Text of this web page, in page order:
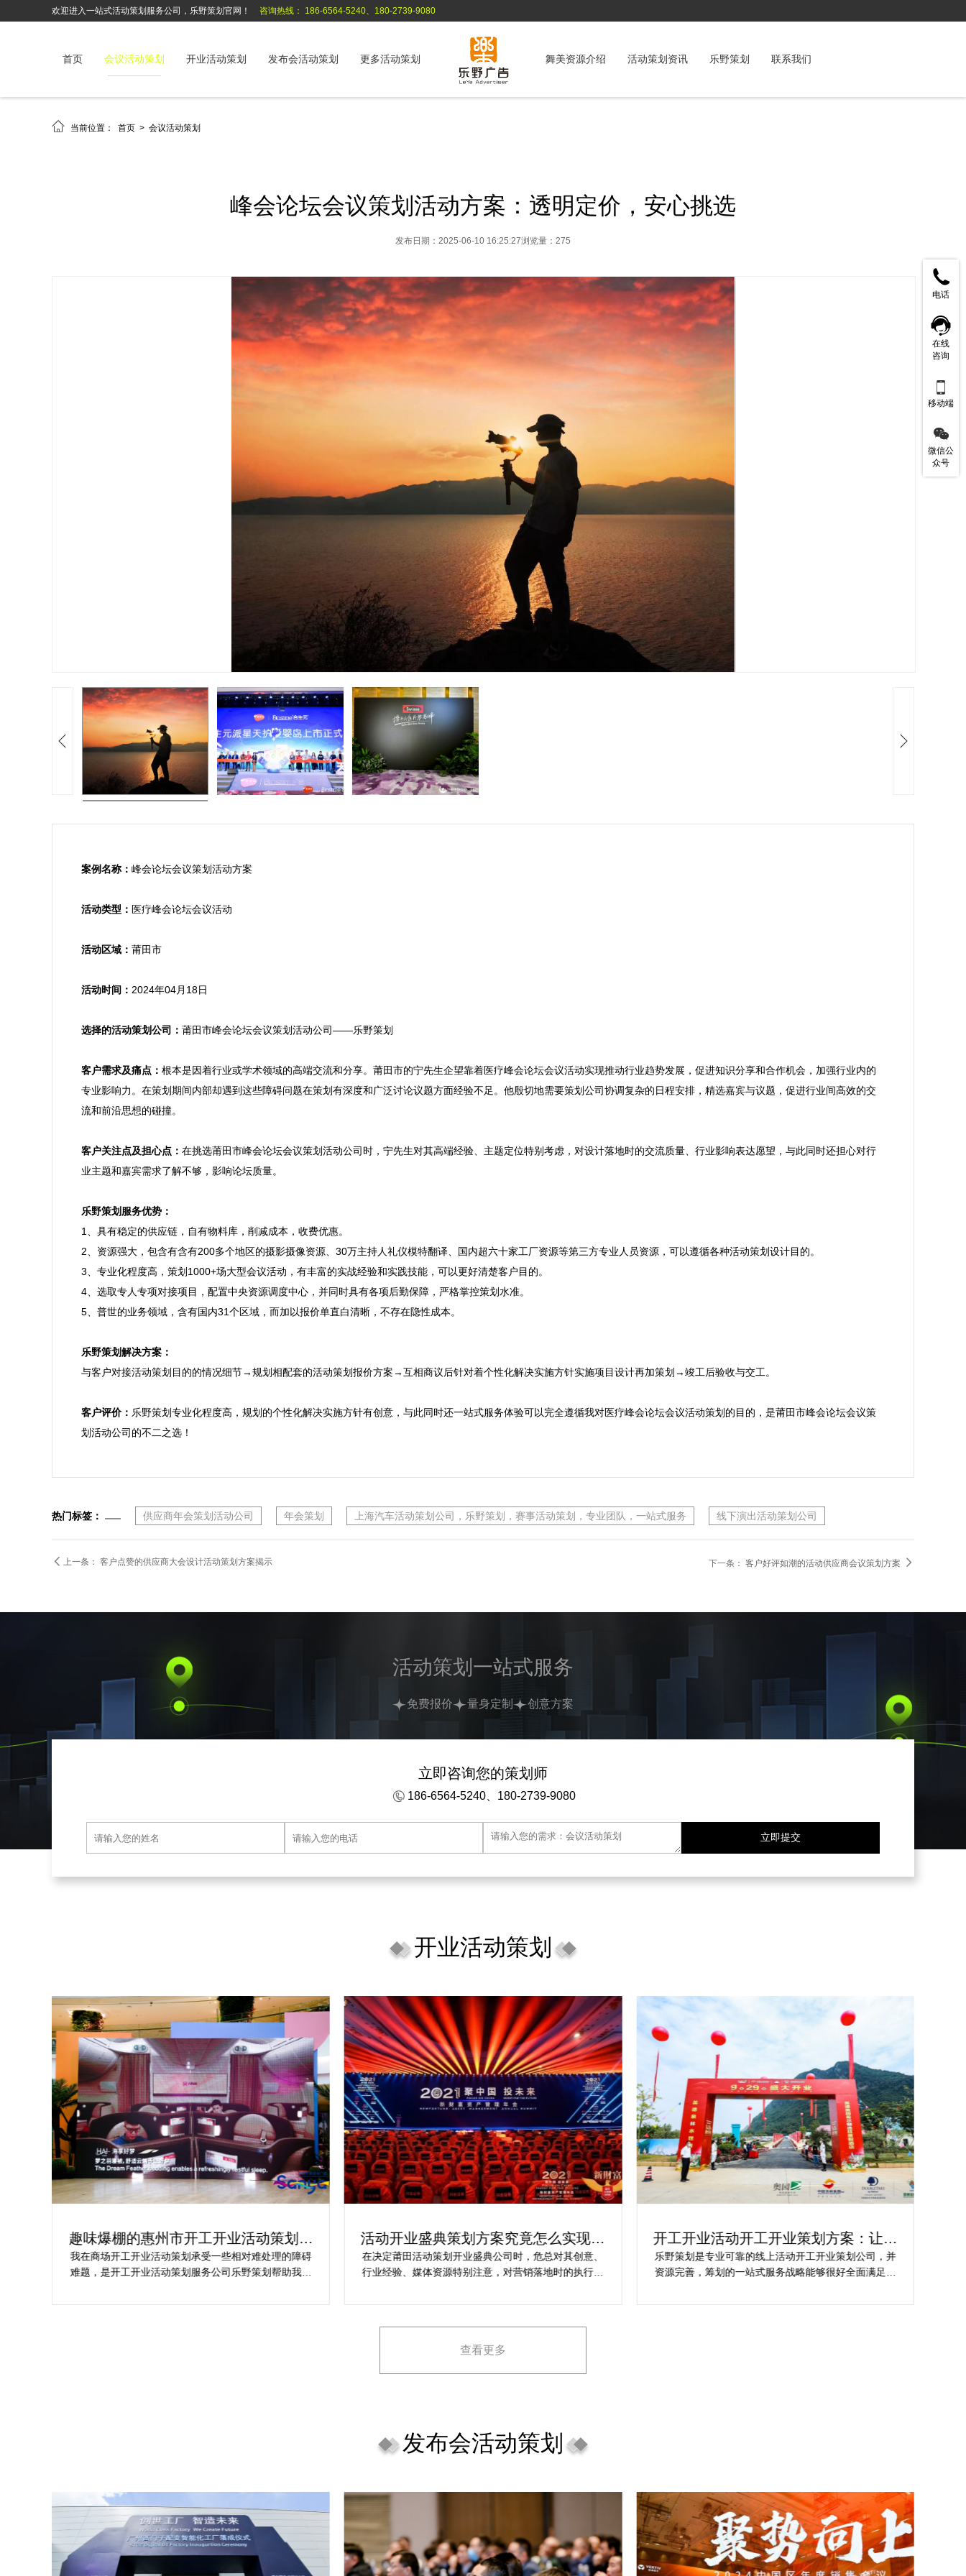
欢迎进入一站式活动策划服务公司，乐野策划官网！ 咨询热线： 186-6564-5240、180-2739-9080
首页 会议活动策划 开业活动策划 发布会活动策划 更多活动策划 舞美资源介绍 活动策划资讯 乐野策划 联系我们
 当前位置： 首页 > 会议活动策划
峰会论坛会议策划活动方案：透明定价，安心挑选
发布日期：2025-06-10 16:25:27浏览量：275
案例名称： 峰会论坛会议策划活动方案
活动类型： 医疗峰会论坛会议活动
活动区域： 莆田市
活动时间： 2024年04月18日
选择的活动策划公司： 莆田市峰会论坛会议策划活动公司——乐野策划
客户需求及痛点： 根本是因着行业或学术领域的高端交流和分享。莆田市的宁先生企望靠着医疗峰会论坛会议活动实现推动行业趋势发展，促进知识分享和合作机会，加强行业内的
专业影响力。在策划期间内部却遇到这些障碍问题在策划有深度和广泛讨论议题方面经验不足。他殷切地需要策划公司协调复杂的日程安排，精选嘉宾与议题，促进行业间高效的交
流和前沿思想的碰撞。
客户关注点及担心点： 在挑选莆田市峰会论坛会议策划活动公司时，宁先生对其高端经验、主题定位特别考虑，对设计落地时的交流质量、行业影响表达愿望，与此同时还担心对行
业主题和嘉宾需求了解不够，影响论坛质量。
乐野策划服务优势：
1、具有稳定的供应链，自有物料库，削减成本，收费优惠。
2、资源强大，包含有含有200多个地区的摄影摄像资源、30万主持人礼仪模特翻译、国内超六十家工厂资源等第三方专业人员资源，可以遵循各种活动策划设计目的。
3、专业化程度高，策划1000+场大型会议活动，有丰富的实战经验和实践技能，可以更好清楚客户目的。
4、选取专人专项对接项目，配置中央资源调度中心，并同时具有各项后勤保障，严格掌控策划水准。
5、普世的业务领域，含有国内31个区域，而加以报价单直白清晰，不存在隐性成本。
乐野策划解决方案：
与客户对接活动策划目的的情况细节→规划相配套的活动策划报价方案→互相商议后针对着个性化解决实施方针实施项目设计再加策划→竣工后验收与交工。
客户评价： 乐野策划专业化程度高，规划的个性化解决实施方针有创意，与此同时还一站式服务体验可以完全遵循我对医疗峰会论坛会议活动策划的目的，是莆田市峰会论坛会议策
划活动公司的不二之选！
热门标签： 供应商年会策划活动公司 年会策划 上海汽车活动策划公司，乐野策划，赛事活动策划，专业团队，一站式服务 线下演出活动策划公司
 上一条： 客户点赞的供应商大会设计活动策划方案揭示 下一条： 客户好评如潮的活动供应商会议策划方案 
活动策划一站式服务
免费报价 量身定制 创意方案
立即咨询您的策划师
186-6564-5240、180-2739-9080
开业活动策划
趣味爆棚的惠州市开工开业活动策划方
案精选
我在商场开工开业活动策划承受一些相对难处理的障碍
难题，是开工开业活动策划服务公司乐野策划帮助我完
场开工开业活动策划堪称完美，下次有计划还会选择乐
活动开业盛典策划方案究竟怎么实现梦
想活动
在决定莆田活动策划开业盛典公司时，危总对其创意、
行业经验、媒体资源特别注意，对营销落地时的执行一
理念理解不足，导致宣传方案不匹配。
开工开业活动开工开业策划方案：让你
的活动与众不同
乐野策划是专业可靠的线上活动开工开业策划公司，并
资源完善，筹划的一站式服务战略能够很好全面满足我
场开工开业活动策划，预备推荐给须要寻觅线上活动开
查看更多
发布会活动策划
电话
在线
咨询

移动端

微信公
众号